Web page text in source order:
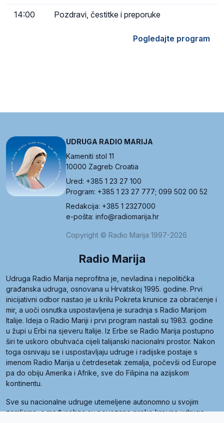
14:00 Pozdravi, čestitke i preporuke
Pogledajte program
UDRUGA RADIO MARIJA
Kameniti stol 11
10000 Zagreb Croatia
Ured: +385 1 23 27 100
Program: +385 1 23 27 777; 099 502 00 52
Redakcija: +385 1 2327000
e-pošta: info@radiomarija.hr
Copyright © Radio Marija 1997-2026
Radio Marija
Udruga Radio Marija neprofitna je, nevladina i nepolitička
građanska udruga, osnovana u Hrvatskoj 1995. godine. Prvi
inicijativni odbor nastao je u krilu Pokreta krunice za obraćenje i
mir, a uoči osnutka uspostavljena je suradnja s Radio Marijom
Italije. Ideja o Radio Mariji i prvi program nastali su 1983. godine
u župi u Erbi na sjeveru Italije. Iz Erbe se Radio Marija postupno
širi te uskoro obuhvaća cijeli talijanski nacionalni prostor. Nakon
toga osnivaju se i uspostavljaju udruge i radijske postaje s
imenom Radio Marija u četrdesetak zemalja, počevši od Europe
pa do obiju Amerika i Afrike, sve do Filipina na azijskom
kontinentu.
Sve su nacionalne udruge utemeljene autonomno u svojim
zemljama, a međusobna su povezane preko krovne udruge